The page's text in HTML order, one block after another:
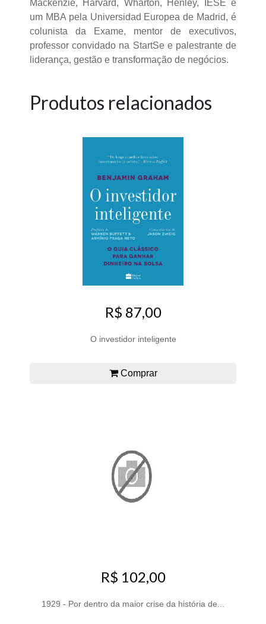
Mackenzie, Harvard, Wharton, Henley, IESE e
um MBA pela Universidad Europea de Madrid, é
colunista da Exame, mentor de executivos,
professor convidado na StartSe e palestrante de
liderança, gestão e transformação de negócios.
Produtos relacionados
R$ 87,00
O investidor inteligente
Comprar
R$ 102,00
1929 - Por dentro da maior crise da história de...